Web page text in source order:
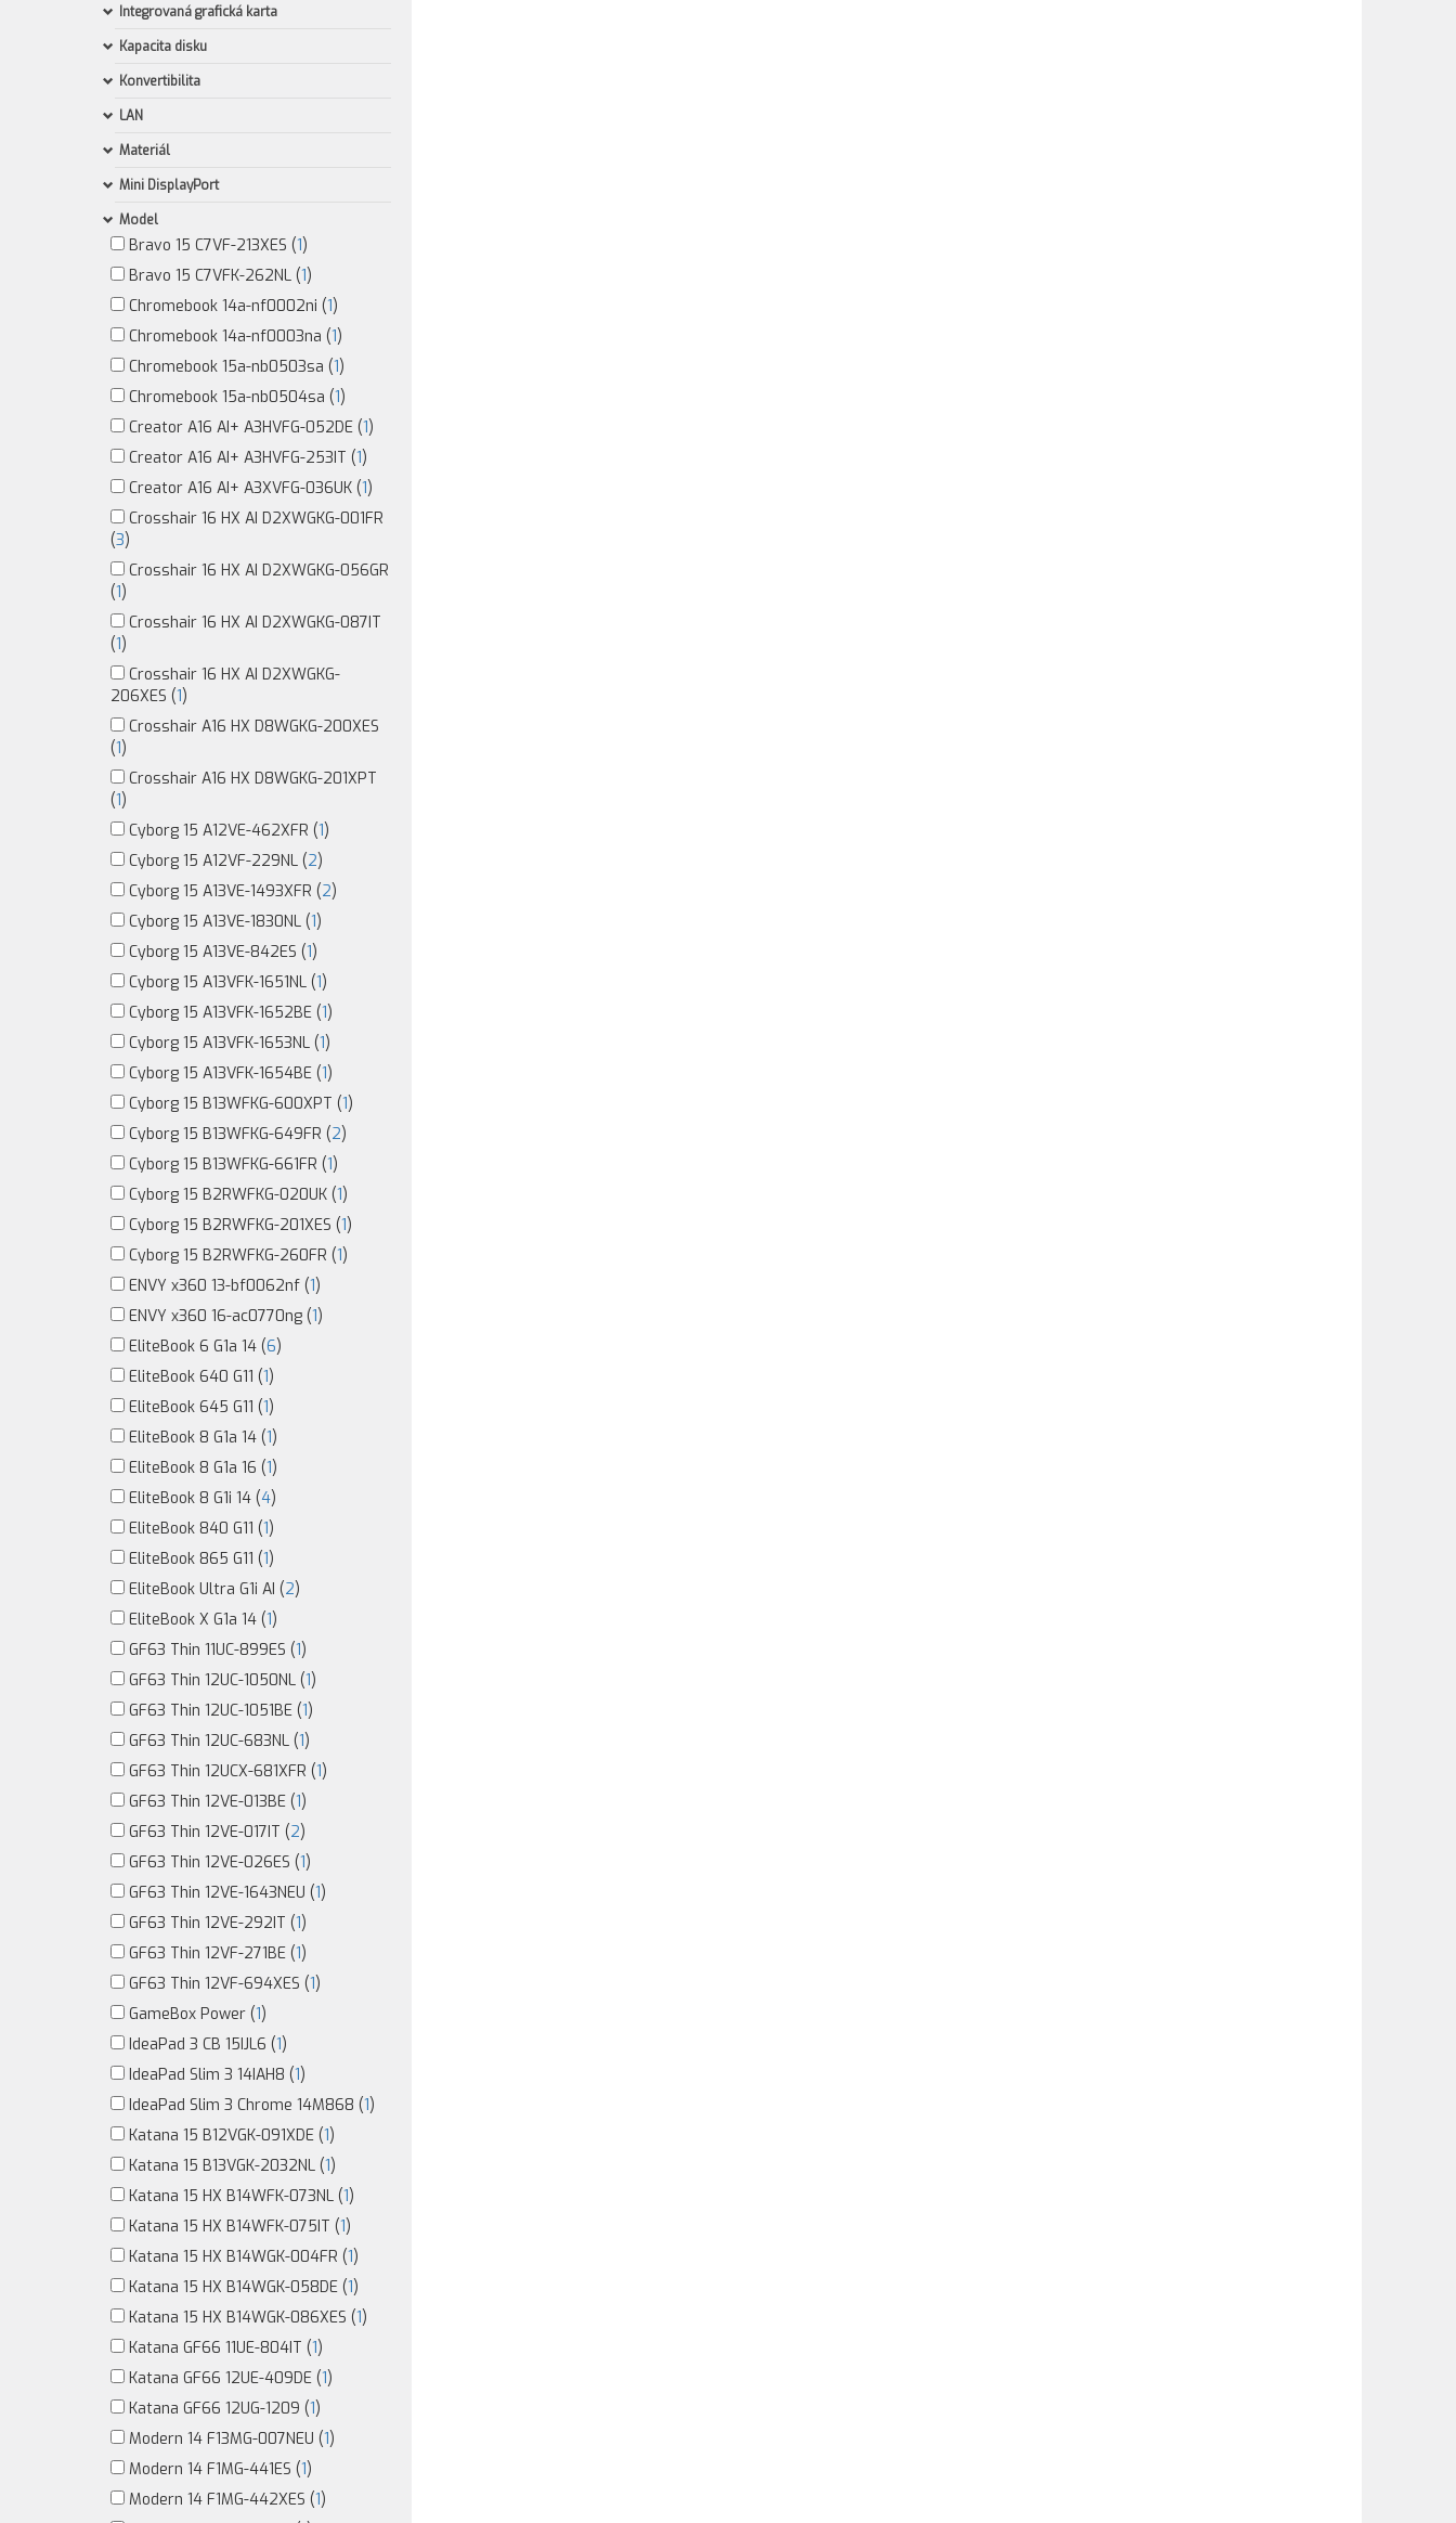
Integrovaná grafická karta
Kapacita disku
Konvertibilita
LAN
Materiál
Mini DisplayPort
Model
Bravo 15 C7VF-213XES (1)
Bravo 15 C7VFK-262NL (1)
Chromebook 14a-nf0002ni (1)
Chromebook 14a-nf0003na (1)
Chromebook 15a-nb0503sa (1)
Chromebook 15a-nb0504sa (1)
Creator A16 AI+ A3HVFG-052DE (1)
Creator A16 AI+ A3HVFG-253IT (1)
Creator A16 AI+ A3XVFG-036UK (1)
Crosshair 16 HX AI D2XWGKG-001FR
(3)
Crosshair 16 HX AI D2XWGKG-056GR
(1)
Crosshair 16 HX AI D2XWGKG-087IT
(1)
Crosshair 16 HX AI D2XWGKG-
206XES (1)
Crosshair A16 HX D8WGKG-200XES
(1)
Crosshair A16 HX D8WGKG-201XPT
(1)
Cyborg 15 A12VE-462XFR (1)
Cyborg 15 A12VF-229NL (2)
Cyborg 15 A13VE-1493XFR (2)
Cyborg 15 A13VE-1830NL (1)
Cyborg 15 A13VE-842ES (1)
Cyborg 15 A13VFK-1651NL (1)
Cyborg 15 A13VFK-1652BE (1)
Cyborg 15 A13VFK-1653NL (1)
Cyborg 15 A13VFK-1654BE (1)
Cyborg 15 B13WFKG-600XPT (1)
Cyborg 15 B13WFKG-649FR (2)
Cyborg 15 B13WFKG-661FR (1)
Cyborg 15 B2RWFKG-020UK (1)
Cyborg 15 B2RWFKG-201XES (1)
Cyborg 15 B2RWFKG-260FR (1)
ENVY x360 13-bf0062nf (1)
ENVY x360 16-ac0770ng (1)
EliteBook 6 G1a 14 (6)
EliteBook 640 G11 (1)
EliteBook 645 G11 (1)
EliteBook 8 G1a 14 (1)
EliteBook 8 G1a 16 (1)
EliteBook 8 G1i 14 (4)
EliteBook 840 G11 (1)
EliteBook 865 G11 (1)
EliteBook Ultra G1i AI (2)
EliteBook X G1a 14 (1)
GF63 Thin 11UC-899ES (1)
GF63 Thin 12UC-1050NL (1)
GF63 Thin 12UC-1051BE (1)
GF63 Thin 12UC-683NL (1)
GF63 Thin 12UCX-681XFR (1)
GF63 Thin 12VE-013BE (1)
GF63 Thin 12VE-017IT (2)
GF63 Thin 12VE-026ES (1)
GF63 Thin 12VE-1643NEU (1)
GF63 Thin 12VE-292IT (1)
GF63 Thin 12VF-271BE (1)
GF63 Thin 12VF-694XES (1)
GameBox Power (1)
IdeaPad 3 CB 15IJL6 (1)
IdeaPad Slim 3 14IAH8 (1)
IdeaPad Slim 3 Chrome 14M868 (1)
Katana 15 B12VGK-091XDE (1)
Katana 15 B13VGK-2032NL (1)
Katana 15 HX B14WFK-073NL (1)
Katana 15 HX B14WFK-075IT (1)
Katana 15 HX B14WGK-004FR (1)
Katana 15 HX B14WGK-058DE (1)
Katana 15 HX B14WGK-086XES (1)
Katana GF66 11UE-804IT (1)
Katana GF66 12UE-409DE (1)
Katana GF66 12UG-1209 (1)
Modern 14 F13MG-007NEU (1)
Modern 14 F1MG-441ES (1)
Modern 14 F1MG-442XES (1)